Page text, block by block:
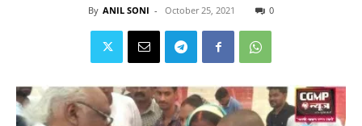
By ANIL SONI - October 25, 2021 0